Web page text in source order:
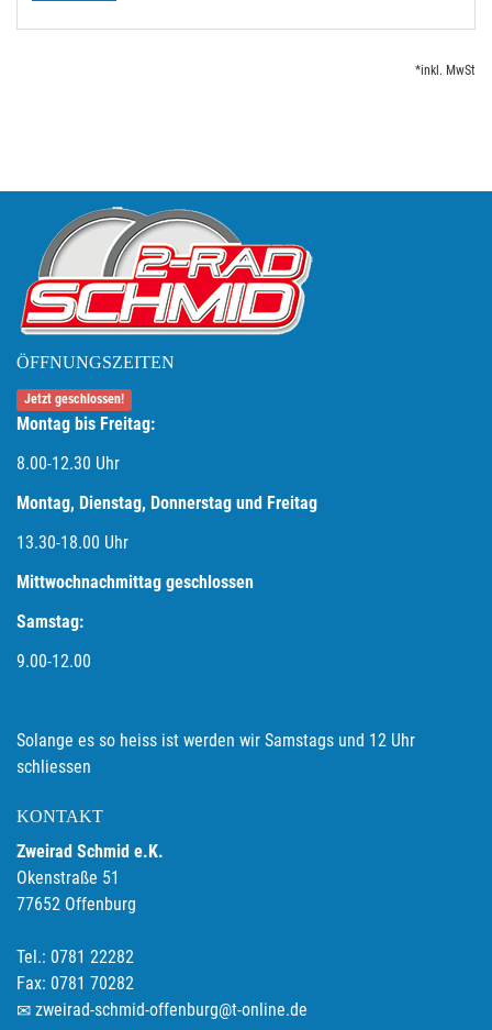
*inkl. MwSt
ÖFFNUNGSZEITEN
Jetzt geschlossen!
Montag bis Freitag:
8.00-12.30 Uhr
Montag, Dienstag, Donnerstag und Freitag
13.30-18.00 Uhr
Mittwochnachmittag geschlossen
Samstag:
9.00-12.00
Solange es so heiss ist werden wir Samstags und 12 Uhr
schliessen
KONTAKT
Zweirad Schmid e.K.
Okenstraße 51
77652 Offenburg
Tel.: 0781 22282
Fax: 0781 70282
zweirad-schmid-offenburg@t-online.de